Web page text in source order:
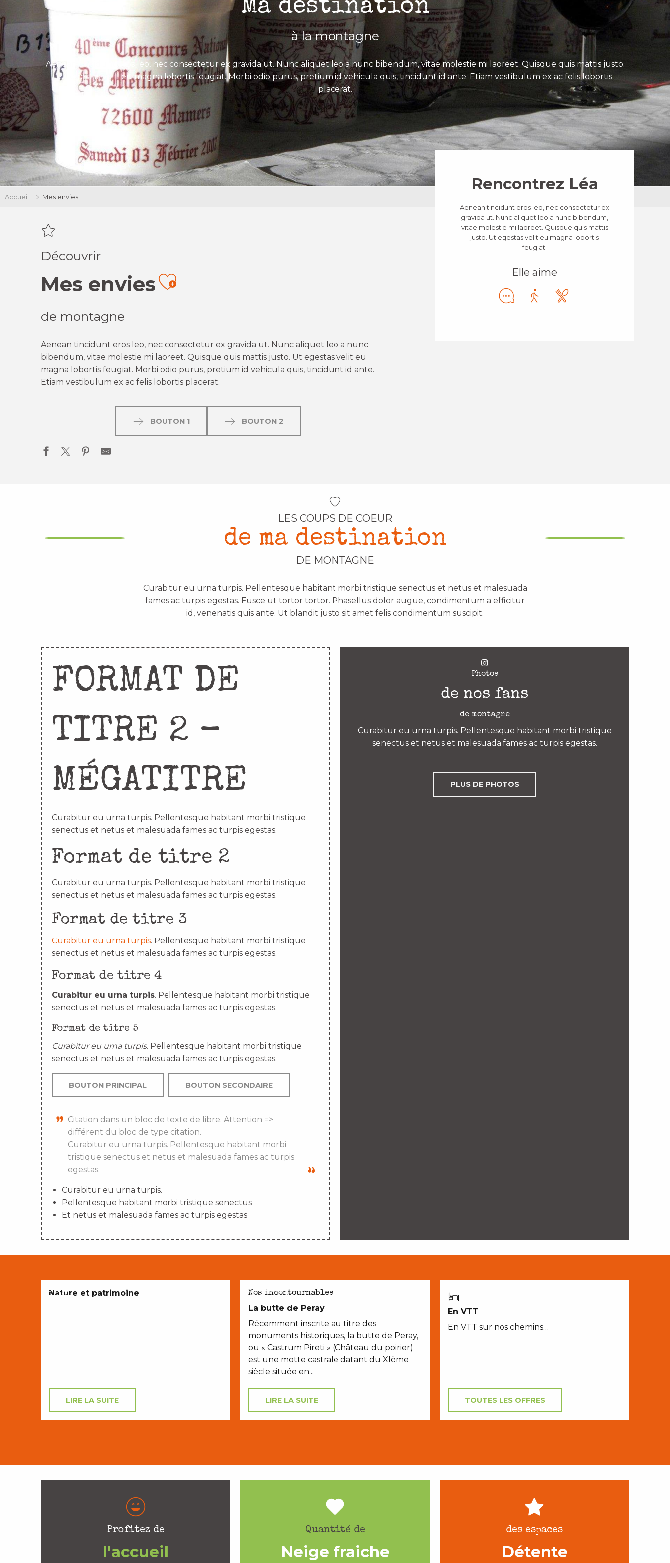
Ma destination
à la montagne
Aenean tincidunt eros leo, nec consectetur ex gravida ut. Nunc aliquet leo a nunc bibendum, vitae molestie mi laoreet. Quisque quis mattis justo.
Ut egestas velit eu magna lobortis feugiat. Morbi odio purus, pretium id vehicula quis, tincidunt id ante. Etiam vestibulum ex ac felis lobortis
placerat.
Accueil Mes envies
Découvrir
Mes enviesAjouter aux favoris
de montagne
Aenean tincidunt eros leo, nec consectetur ex gravida ut. Nunc aliquet leo a nunc
bibendum, vitae molestie mi laoreet. Quisque quis mattis justo. Ut egestas velit eu
magna lobortis feugiat. Morbi odio purus, pretium id vehicula quis, tincidunt id ante.
Etiam vestibulum ex ac felis lobortis placerat.
BOUTON 1 BOUTON 2
Rencontrez Léa
Aenean tincidunt eros leo, nec consectetur ex
gravida ut. Nunc aliquet leo a nunc bibendum,
vitae molestie mi laoreet. Quisque quis mattis
justo. Ut egestas velit eu magna lobortis
feugiat.
Elle aime
LES COUPS DE COEUR
de ma destination
DE MONTAGNE
Curabitur eu urna turpis. Pellentesque habitant morbi tristique senectus et netus et malesuada
fames ac turpis egestas. Fusce ut tortor tortor. Phasellus dolor augue, condimentum a efficitur
id, venenatis quis ante. Ut blandit justo sit amet felis condimentum suscipit.
FORMAT DE
TITRE 2 –
MÉGATITRE
Curabitur eu urna turpis. Pellentesque habitant morbi tristique
senectus et netus et malesuada fames ac turpis egestas.
Format de titre 2
Curabitur eu urna turpis. Pellentesque habitant morbi tristique
senectus et netus et malesuada fames ac turpis egestas.
Format de titre 3
Curabitur eu urna turpis. Pellentesque habitant morbi tristique
senectus et netus et malesuada fames ac turpis egestas.
Format de titre 4
Curabitur eu urna turpis. Pellentesque habitant morbi tristique
senectus et netus et malesuada fames ac turpis egestas.
Format de titre 5
Curabitur eu urna turpis. Pellentesque habitant morbi tristique
senectus et netus et malesuada fames ac turpis egestas.
BOUTON PRINCIPAL BOUTON SECONDAIRE
Citation dans un bloc de texte de libre. Attention =>
différent du bloc de type citation.
Curabitur eu urna turpis. Pellentesque habitant morbi
tristique senectus et netus et malesuada fames ac turpis
egestas.
Curabitur eu urna turpis.
Pellentesque habitant morbi tristique senectus
Et netus et malesuada fames ac turpis egestas
Photos
de nos fans
de montagne
Curabitur eu urna turpis. Pellentesque habitant morbi tristique
senectus et netus et malesuada fames ac turpis egestas.
PLUS DE PHOTOS
ENVIES
Nature et patrimoine
LIRE LA SUITE
EN COUPLE
Nos incontournables
La butte de Peray
Récemment inscrite au titre des
monuments historiques, la butte de Peray,
ou « Castrum Pireti » (Château du poirier)
est une motte castrale datant du XIème
siècle située en...
LIRE LA SUITE
En VTT
En VTT sur nos chemins…
TOUTES LES OFFRES
Profitez de
l'accueil
Quantité de
Neige fraiche
des espaces
Détente